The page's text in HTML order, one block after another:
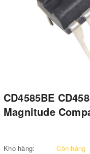
CD4585BE
Magnitude
Kho hàng:
Còn hàng